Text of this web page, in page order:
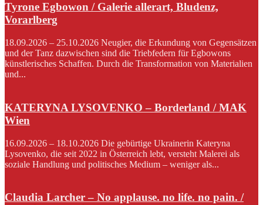
Tyrone Egbowon / Galerie allerart, Bludenz,
Vorarlberg
18.09.2026 – 25.10.2026 Neugier, die Erkundung von Gegensätzen
und der Tanz dazwischen sind die Triebfedern für Egbowons
künstlerisches Schaffen. Durch die Transformation von Materialien
und...
KATERYNA LYSOVENKO – Borderland / MAK
Wien
16.09.2026 – 18.10.2026 Die gebürtige Ukrainerin Kateryna
Lysovenko, die seit 2022 in Österreich lebt, versteht Malerei als
soziale Handlung und politisches Medium – weniger als...
Claudia Larcher – No applause. no life. no pain. /